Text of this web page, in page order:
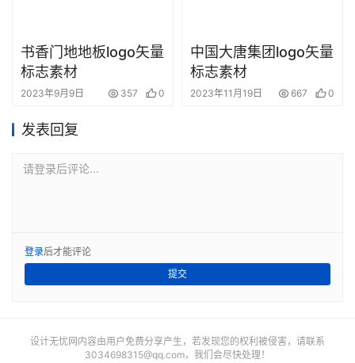
书香门地地板logo矢量
标志素材
2023年9月9日 357 0
中国大唐集团logo矢量
标志素材
2023年11月19日 667 0
发表回复
请登录后评论...
登录后才能评论
提交
设计无忧网内容由用户免费分享产生，若发现您的权利被侵害，请联系
3034698315@qq.com，我们会尽快处理！